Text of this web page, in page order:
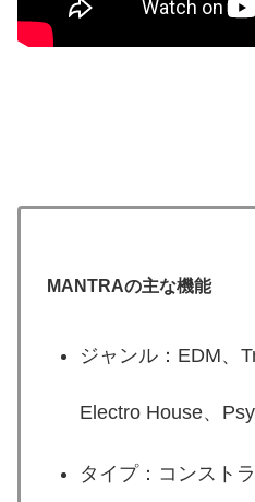
MANTRAの主な機能
ジャンル：EDM、
Electro House、
タイプ：コンスト